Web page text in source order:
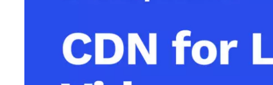
Privacidade e